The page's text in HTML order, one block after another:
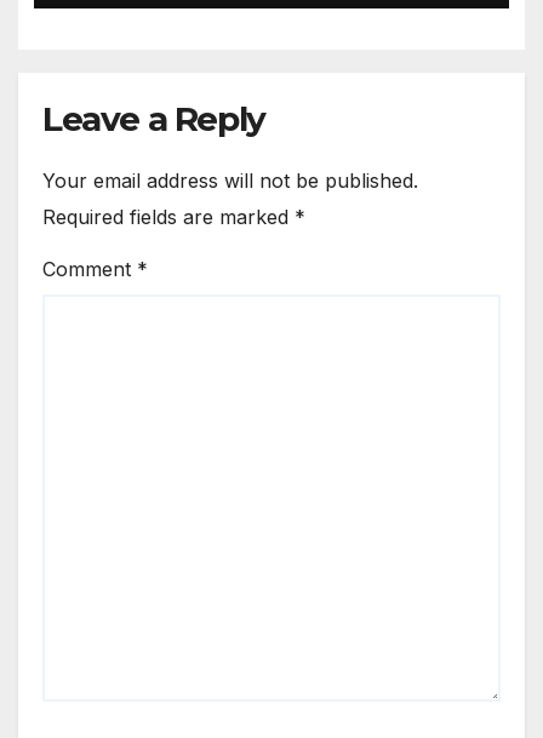
Leave a Reply
Your email address will not be published.
Required fields are marked *
Comment *